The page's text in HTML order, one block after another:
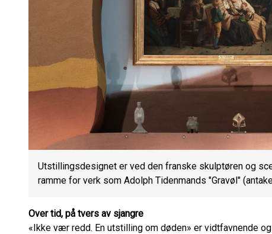
Utstillingsdesignet er ved den franske skulptøren og
ramme for verk som Adolph Tidenmands "Gravøl"
Over tid, på tvers av sjangre
«Ikke vær redd. En utstilling om døden» er vidtfavnende